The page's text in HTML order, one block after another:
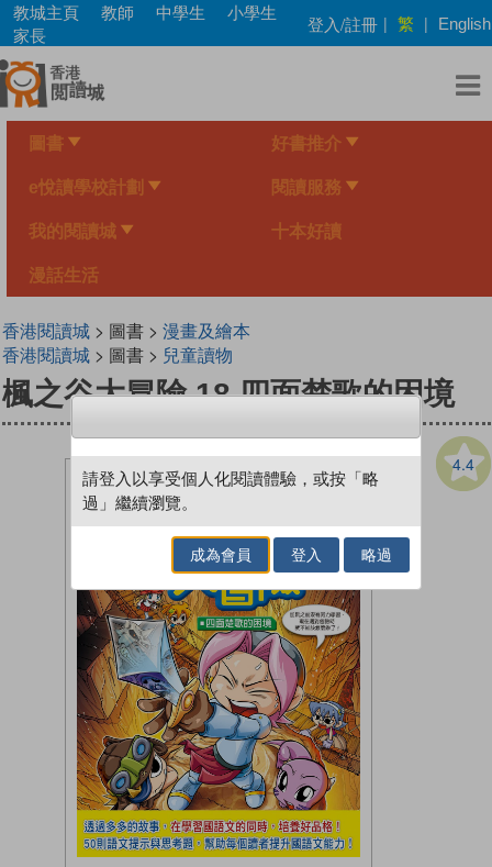
Skip
main
content
教城主頁 教師 中學生
小學生
家長
登入/註冊 | 繁 | English
圖書 好書推介
e悅讀學校計劃 閱讀服務
我的閱讀城 十本好讀
漫話生活
香港閱讀城> 圖書 > 漫畫及繪本
香港閱讀城> 圖書 > 兒童讀物
楓之谷大冒險 18 四面楚歌的困境
4.4
請登入以享受個人化閱讀體驗，或按「略
過」繼續瀏覽。
成為會員 登入 略過